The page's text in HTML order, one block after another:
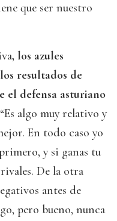
que ser nuestro
, los azules
resultados de
el defensa asturiano
algo muy relativo y
En todo caso yo
y si ganas tu
De la otra
antes de
pero bueno, nunca